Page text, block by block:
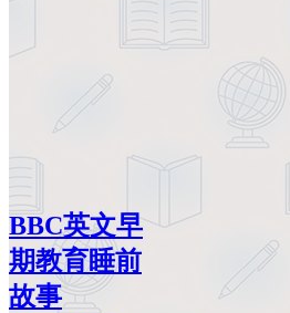
BBC英文早
期教育睡前
故事